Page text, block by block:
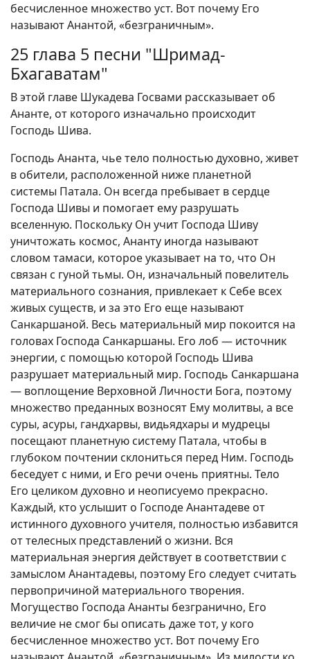
бесчисленное множество уст. Вот почему Его
называют Анантой, «безграничным».
25 глава 5 песни "Шримад-
Бхагаватам"
В этой главе Шукадева Госвами рассказывает об
Ананте, от которого изначально происходит
Господь Шива.
Господь Ананта, чье тело полностью духовно, живет
в обители, расположенной ниже планетной
системы Патала. Он всегда пребывает в сердце
Господа Шивы и помогает ему разрушать
вселенную. Поскольку Он учит Господа Шиву
уничтожать космос, Ананту иногда называют
словом тамаси, которое указывает на то, что Он
связан с гуной тьмы. Он, изначальный повелитель
материального сознания, привлекает к Себе всех
живых существ, и за это Его еще называют
Санкаршаной. Весь материальный мир покоится на
головах Господа Санкаршаны. Его лоб — источник
энергии, с помощью которой Господь Шива
разрушает материальный мир. Господь Санкаршана
— воплощение Верховной Личности Бога, поэтому
множество преданных возносят Ему молитвы, а все
суры, асуры, гандхарвы, видьядхары и мудрецы
посещают планетную систему Патала, чтобы в
глубоком почтении склониться перед Ним. Господь
беседует с ними, и Его речи очень приятны. Тело
Его целиком духовно и неописуемо прекрасно.
Каждый, кто услышит о Господе Анантадеве от
истинного духовного учителя, полностью избавится
от телесных представлений о жизни. Вся
материальная энергия действует в соответствии с
замыслом Анантадевы, поэтому Его следует считать
первопричиной материального творения.
Могущество Господа Ананты безгранично, Его
величие не смог бы описать даже тот, у кого
бесчисленное множество уст. Вот почему Его